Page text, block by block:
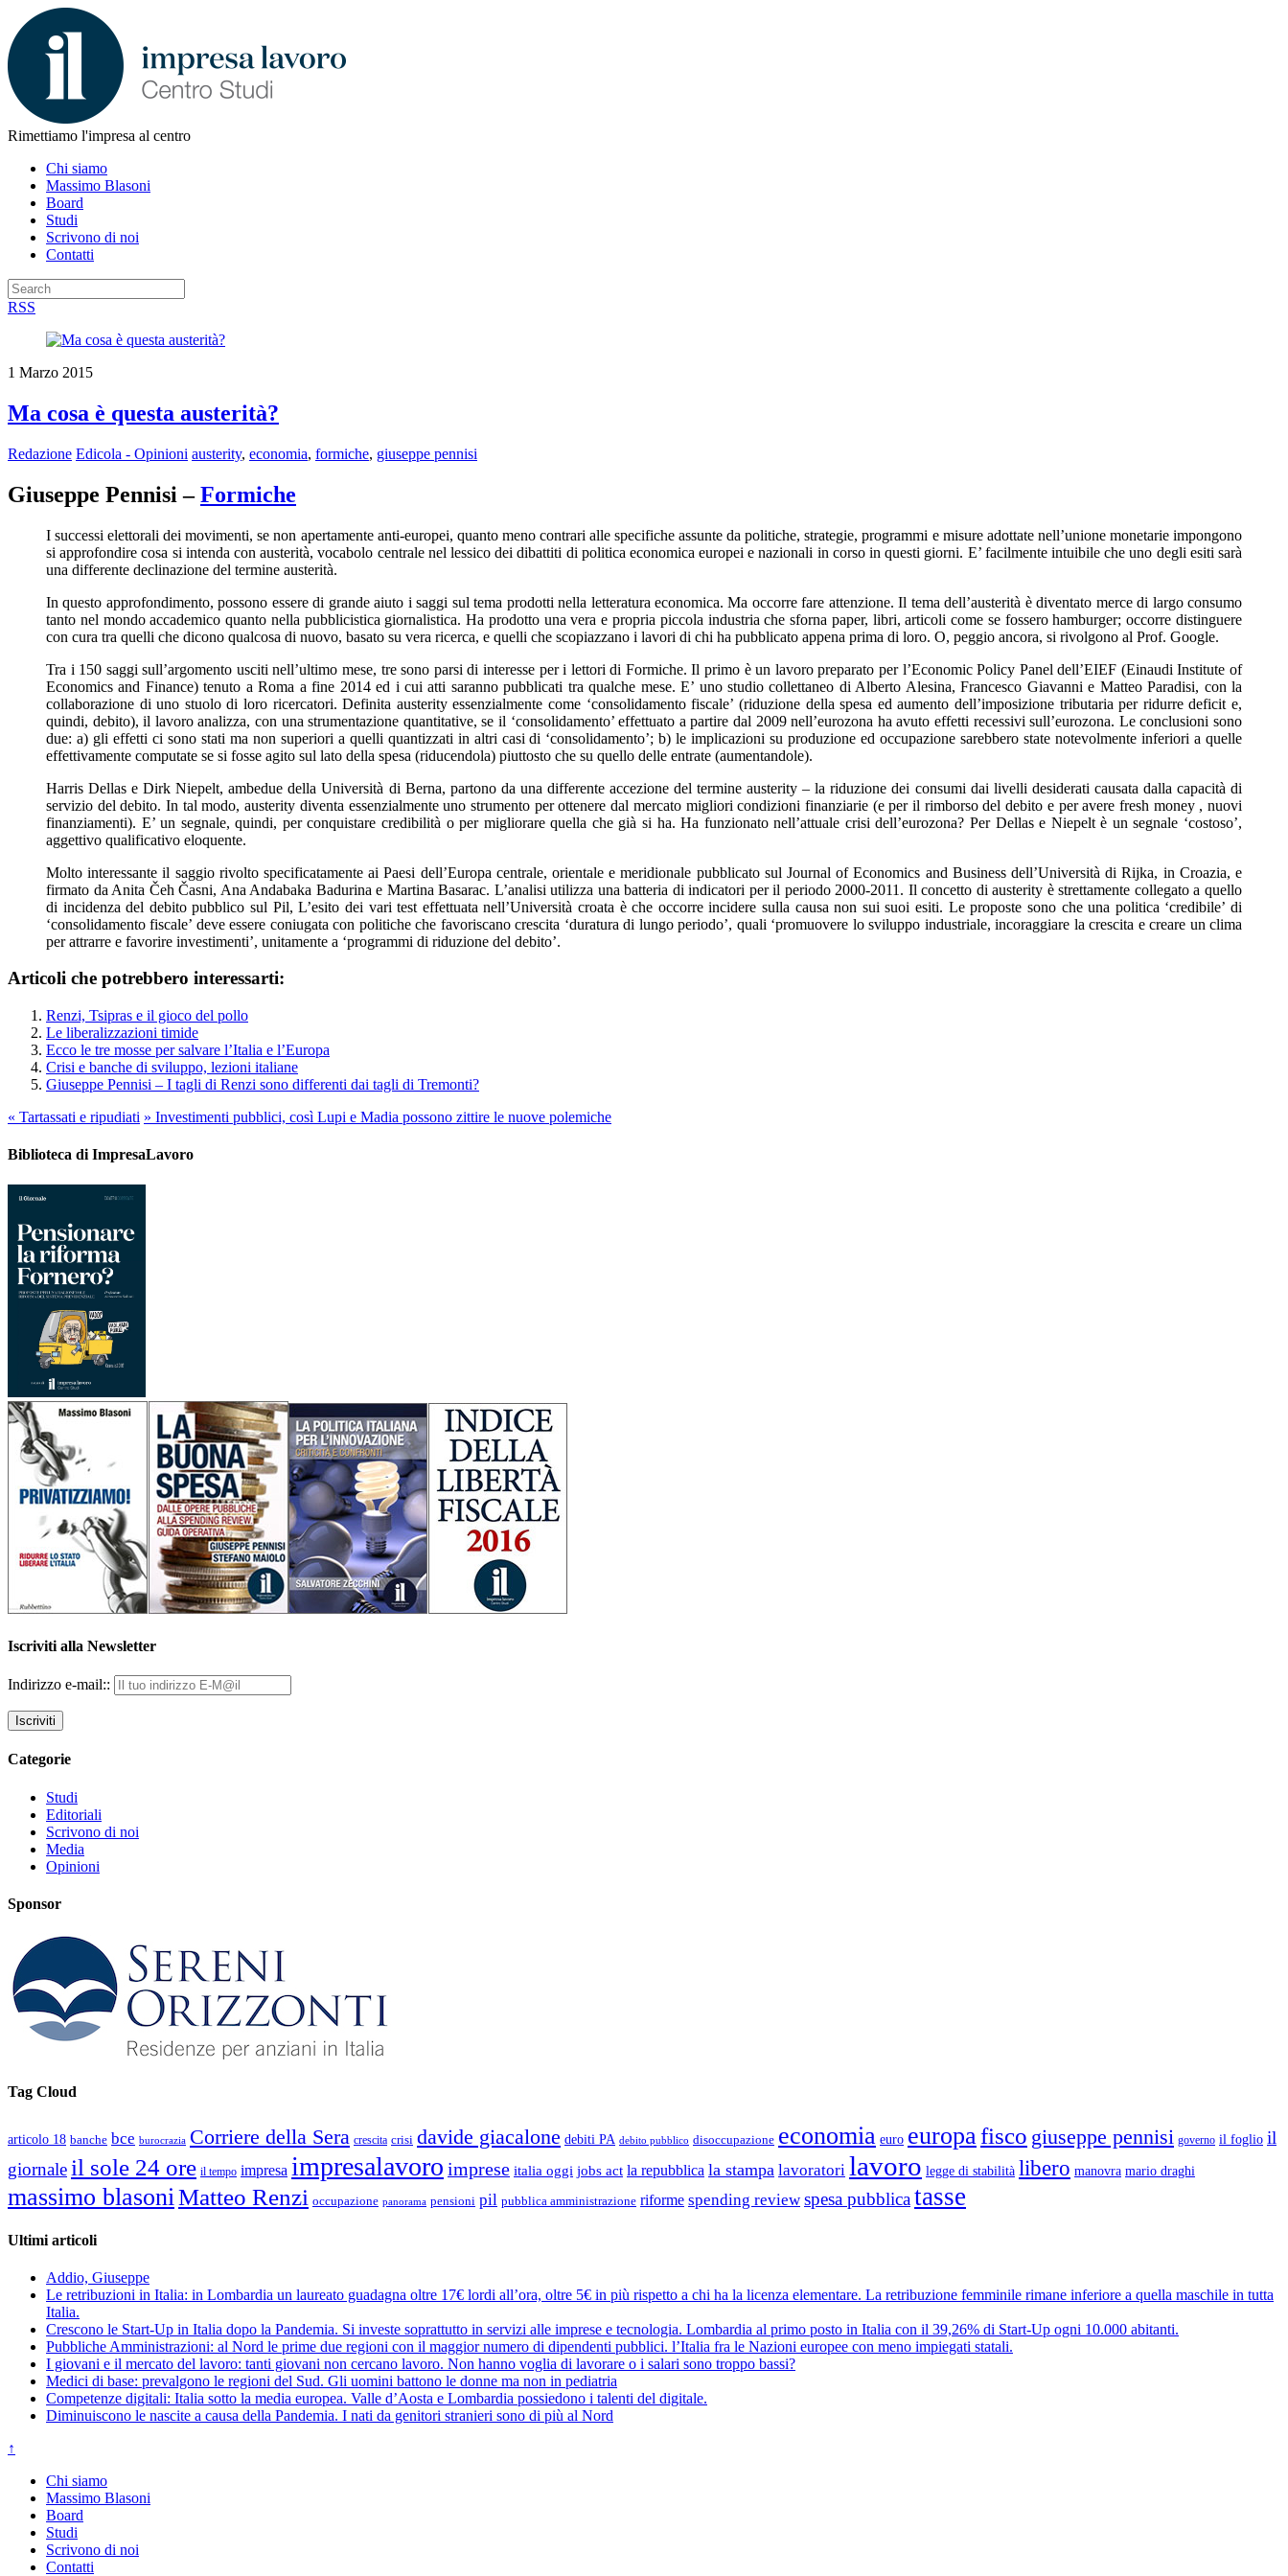
Rimettiamo l'impresa al centro
Chi siamo
Massimo Blasoni
Board
Studi
Scrivono di noi
Contatti
RSS
1 Marzo 2015
Ma cosa è questa austerità?
Redazione Edicola - Opinioni austerity, economia, formiche, giuseppe pennisi
Giuseppe Pennisi –Formiche
I successi elettorali dei movimenti, se non apertamente anti-europei, quanto meno contrari alle specifiche assunte da politiche, strategie, programmi e misure adottate nell’unione monetarie impongono
si approfondire cosa si intenda con austerità, vocabolo centrale nel lessico dei dibattiti di politica economica europei e nazionali in corso in questi giorni. E’ facilmente intuibile che uno degli esiti sarà
una differente declinazione del termine austerità.
In questo approfondimento, possono essere di grande aiuto i saggi sul tema prodotti nella letteratura economica. Ma occorre fare attenzione. Il tema dell’austerità è diventato merce di largo consumo
tanto nel mondo accademico quanto nella pubblicistica giornalistica. Ha prodotto una vera e propria piccola industria che sforna paper, libri, articoli come se fossero hamburger; occorre distinguere
con cura tra quelli che dicono qualcosa di nuovo, basato su vera ricerca, e quelli che scopiazzano i lavori di chi ha pubblicato appena prima di loro. O, peggio ancora, si rivolgono al Prof. Google.
Tra i 150 saggi sull’argomento usciti nell’ultimo mese, tre sono parsi di interesse per i lettori di Formiche. Il primo è un lavoro preparato per l’Economic Policy Panel dell’EIEF (Einaudi Institute of
Economics and Finance) tenuto a Roma a fine 2014 ed i cui atti saranno pubblicati tra qualche mese. E’ uno studio collettaneo di Alberto Alesina, Francesco Giavanni e Matteo Paradisi, con la
collaborazione di uno stuolo di loro ricercatori. Definita austerity essenzialmente come ‘consolidamento fiscale’ (riduzione della spesa ed aumento dell’imposizione tributaria per ridurre deficit e,
quindi, debito), il lavoro analizza, con una strumentazione quantitative, se il ‘consolidamento’ effettuato a partire dal 2009 nell’eurozona ha avuto effetti recessivi sull’eurozona. Le conclusioni sono
due: a) gli effetti ci sono stati ma non superiori a quelli quantizzati in altri casi di ‘consolidamento’; b) le implicazioni su produzione ed occupazione sarebbero state notevolmente inferiori a quelle
effettivamente computate se si fosse agito sul lato della spesa (riducendola) piuttosto che su quello delle entrate (aumentandole).
Harris Dellas e Dirk Niepelt, ambedue della Università di Berna, partono da una differente accezione del termine austerity – la riduzione dei consumi dai livelli desiderati causata dalla capacità di
servizio del debito. In tal modo, austerity diventa essenzialmente uno strumento per ottenere dal mercato migliori condizioni finanziarie (e per il rimborso del debito e per avere fresh money , nuovi
finanziamenti). E’ un segnale, quindi, per conquistare credibilità o per migliorare quella che già si ha. Ha funzionato nell’attuale crisi dell’eurozona? Per Dellas e Niepelt è un segnale ‘costoso’,
aggettivo qualificativo eloquente.
Molto interessante il saggio rivolto specificatamente ai Paesi dell’Europa centrale, orientale e meridionale pubblicato sul Journal of Economics and Business dell’Università di Rijka, in Croazia, e
firmato da Anita Čeh Časni, Ana Andabaka Badurina e Martina Basarac. L’analisi utilizza una batteria di indicatori per il periodo 2000-2011. Il concetto di austerity è strettamente collegato a quello
di incidenza del debito pubblico sul Pil, L’esito dei vari test effettuata nell’Università croata è che occorre incidere sulla causa non sui suoi esiti. Le proposte sono che una politica ‘credibile’ di
‘consolidamento fiscale’ deve essere coniugata con politiche che favoriscano crescita ‘duratura di lungo periodo’, quali ‘promuovere lo sviluppo industriale, incoraggiare la crescita e creare un clima
per attrarre e favorire investimenti’, unitamente a ‘programmi di riduzione del debito’.
Articoli che potrebbero interessarti:
Renzi, Tsipras e il gioco del pollo
Le liberalizzazioni timide
Ecco le tre mosse per salvare l’Italia e l’Europa
Crisi e banche di sviluppo, lezioni italiane
Giuseppe Pennisi – I tagli di Renzi sono differenti dai tagli di Tremonti?
« Tartassati e ripudiati » Investimenti pubblici, così Lupi e Madia possono zittire le nuove polemiche
Biblioteca di ImpresaLavoro
Iscriviti alla Newsletter
Indirizzo e-mail::
Categorie
Studi
Editoriali
Scrivono di noi
Media
Opinioni
Sponsor
Tag Cloud
articolo 18 banche bce burocrazia Corriere della Sera crescita crisi davide giacalone debiti PA debito pubblico disoccupazione economia euro europa fisco giuseppe pennisi governo il foglio il
giornale il sole 24 ore il tempo impresa impresalavoro imprese italia oggi jobs act la repubblica la stampa lavoratori lavoro legge di stabilità libero manovra mario draghi
massimo blasoni Matteo Renzi occupazione panorama pensioni pil pubblica amministrazione riforme spending review spesa pubblicatasse
Ultimi articoli
Addio, Giuseppe
Le retribuzioni in Italia: in Lombardia un laureato guadagna oltre 17€ lordi all’ora, oltre 5€ in più rispetto a chi ha la licenza elementare. La retribuzione femminile rimane inferiore a quella maschile in tutta
Italia.
Crescono le Start-Up in Italia dopo la Pandemia. Si investe soprattutto in servizi alle imprese e tecnologia. Lombardia al primo posto in Italia con il 39,26% di Start-Up ogni 10.000 abitanti.
Pubbliche Amministrazioni: al Nord le prime due regioni con il maggior numero di dipendenti pubblici. l’Italia fra le Nazioni europee con meno impiegati statali.
I giovani e il mercato del lavoro: tanti giovani non cercano lavoro. Non hanno voglia di lavorare o i salari sono troppo bassi?
Medici di base: prevalgono le regioni del Sud. Gli uomini battono le donne ma non in pediatria
Competenze digitali: Italia sotto la media europea. Valle d’Aosta e Lombardia possiedono i talenti del digitale.
Diminuiscono le nascite a causa della Pandemia. I nati da genitori stranieri sono di più al Nord
↑
Chi siamo
Massimo Blasoni
Board
Studi
Scrivono di noi
Contatti